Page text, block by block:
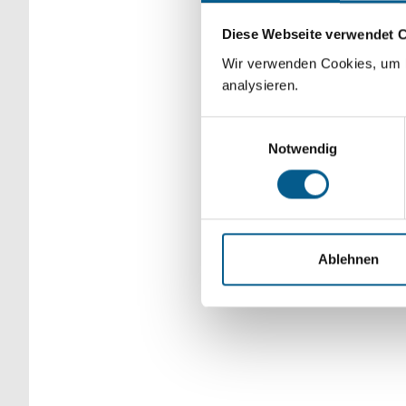
Diese Webseite verwendet
Wir verwenden Cookies,
analysieren.
Notwendig
Ablehnen
Bitte Suchbegriff
verfeinert werden.